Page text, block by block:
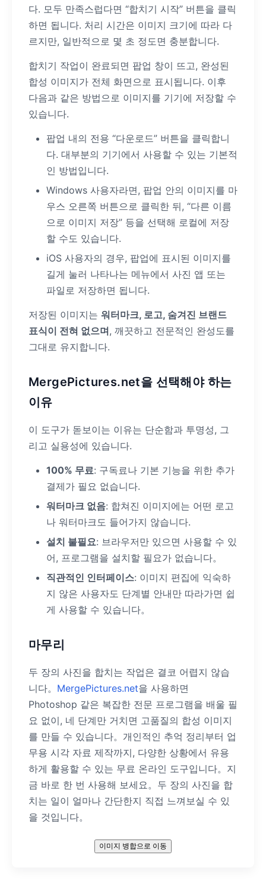
다. 모두 만족스럽다면 “합치기 시작” 버튼을 클릭
하면 됩니다. 처리 시간은 이미지 크기에 따라 다
르지만, 일반적으로 몇 초 정도면 충분합니다.
합치기 작업이 완료되면 팝업 창이 뜨고, 완성된
합성 이미지가 전체 화면으로 표시됩니다. 이후
다음과 같은 방법으로 이미지를 기기에 저장할 수
있습니다.
팝업 내의 전용 “다운로드” 버튼을 클릭합니
다. 대부분의 기기에서 사용할 수 있는 기본적
인 방법입니다.
Windows 사용자라면, 팝업 안의 이미지를 마
우스 오른쪽 버튼으로 클릭한 뒤, “다른 이름
으로 이미지 저장” 등을 선택해 로컬에 저장
할 수도 있습니다.
iOS 사용자의 경우, 팝업에 표시된 이미지를
길게 눌러 나타나는 메뉴에서 사진 앱 또는
파일로 저장하면 됩니다.
저장된 이미지는 워터마크, 로고, 숨겨진 브랜드
표식이 전혀 없으며, 깨끗하고 전문적인 완성도를
그대로 유지합니다.
MergePictures.net을 선택해야 하는
이유
이 도구가 돋보이는 이유는 단순함과 투명성, 그
리고 실용성에 있습니다.
100% 무료: 구독료나 기본 기능을 위한 추가
결제가 필요 없습니다.
워터마크 없음: 합쳐진 이미지에는 어떤 로고
나 워터마크도 들어가지 않습니다.
설치 불필요: 브라우저만 있으면 사용할 수 있
어, 프로그램을 설치할 필요가 없습니다。
직관적인 인터페이스: 이미지 편집에 익숙하
지 않은 사용자도 단계별 안내만 따라가면 쉽
게 사용할 수 있습니다。
마무리
두 장의 사진을 합치는 작업은 결코 어렵지 않습
니다。 MergePictures.net을 사용하면
Photoshop 같은 복잡한 전문 프로그램을 배울 필
요 없이, 네 단계만 거치면 고품질의 합성 이미지
를 만들 수 있습니다。개인적인 추억 정리부터 업
무용 시각 자료 제작까지, 다양한 상황에서 유용
하게 활용할 수 있는 무료 온라인 도구입니다。지
금 바로 한 번 사용해 보세요。두 장의 사진을 합
치는 일이 얼마나 간단한지 직접 느껴보실 수 있
을 것입니다。
이미지 병합으로 이동